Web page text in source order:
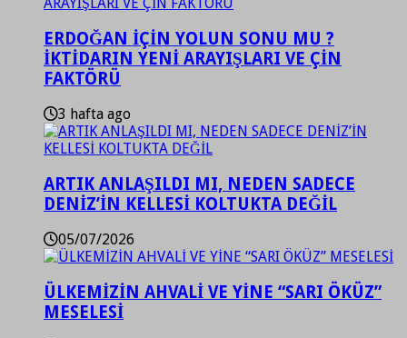
ERDOĞAN İÇİN YOLUN SONU MU ?
İKTİDARIN YENİ ARAYIŞLARI VE ÇİN
FAKTÖRÜ
3 hafta ago
ARTIK ANLAŞILDI MI, NEDEN SADECE
DENİZ’İN KELLESİ KOLTUKTA DEĞİL
05/07/2026
ÜLKEMİZİN AHVALİ VE YİNE “SARI ÖKÜZ”
MESELESİ